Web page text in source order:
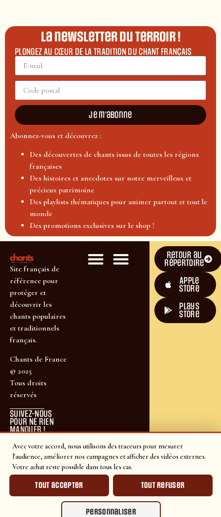
Avec votre accord, nous utilisons des traceurs pour mesurer
l'audience, améliorer nos campagnes et afficher des vidéos externes.
Votre achat reste possible dans tous les cas.
Tout accepter Tout refuser
Personnaliser
La newsletter du terroir !
PLONGEZ AU CŒUR DE LA TRADITION DU CHANT FRANÇAIS
Je m'abonne
Abonnez-vous et découvrez :
Des découvertes de chants issus de toutes les régions
françaises
Des histoires et anecdotes sur notre merveilleux et
précieux patrimoine
Des playlists thématiques pour animer partout et tout le
monde
Des promotions exclusives sur le shop !
Site français de
référence pour
protéger et
découvrir les
chants populaires
et traditionnels
français.
Chants de France
© 2025
Tous droits
réservés
SUIVEZ-NOUS
POUR NE RIEN
MANQUER !
Retour au
répertoire
Apple
Store
plays
store